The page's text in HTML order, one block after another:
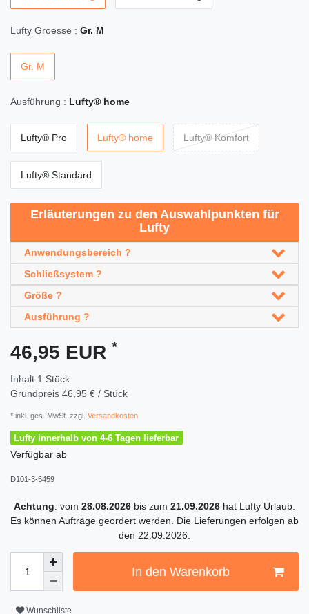
Lufty Groesse : Gr. M
Gr. M
Ausführung : Lufty® home
Lufty® Pro Lufty® home Lufty® Komfort
Lufty® Standard
Erläuterungen zu den Auswahlpunkten für
Lufty
Anwendungsbereich ?
Schließsystem ?
Größe ?
Ausführung ?
46,95 EUR *
Inhalt 1 Stück
Grundpreis 46,95 € / Stück
* inkl. ges. MwSt. zzgl. Versandkosten
Lufty innerhalb von 4-6 Tagen lieferbar
Verfügbar ab
D101-3-5459
Achtung: vom 28.08.2026 bis zum 21.09.2026 hat Lufty Urlaub.
Es können Aufträge geordert werden. Die Lieferungen erfolgen ab
den 22.09.2026.
In den Warenkorb
Wunschliste